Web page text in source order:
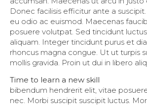
Donec facilisis efficitur ante a
eu odio ac euismod. Maecenas
posuere volutpat. Sed tincidunt
aliquam. Integer tincidunt purus et
rhoncus magna congue. Ut ut turpis
mollis gravida. Proin ut dui in libero
Time to learn a new skill
bibendum hendrerit elit, vitae
nec. Morbi suscipit suscipit luctus.